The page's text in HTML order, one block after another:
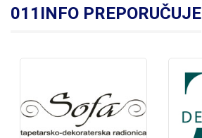
011INFO PREPORUČUJE